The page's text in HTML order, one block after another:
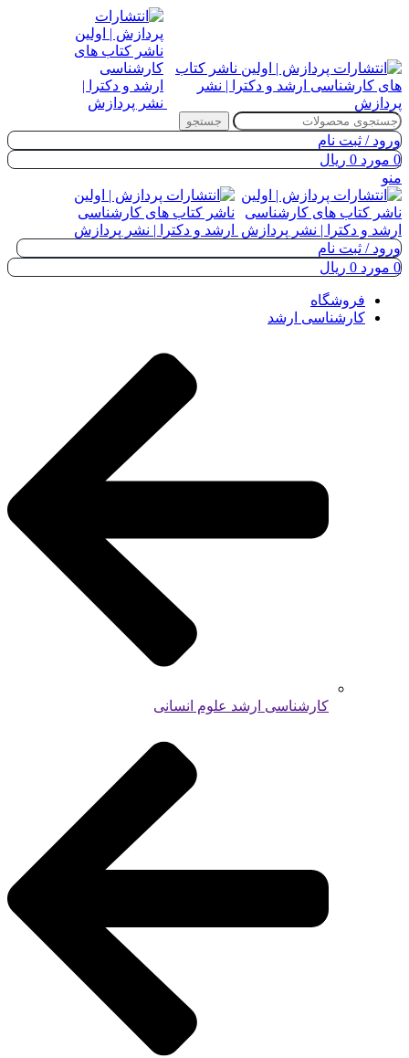
جستجو
ورود / ثبت نام
0 مورد 0 ریال
منو
ورود / ثبت نام
0 مورد 0 ریال
فروشگاه
کارشناسی ارشد
کارشناسی ارشد علوم انسانی